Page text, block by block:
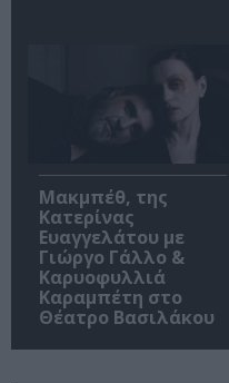
Μακμπέθ, της
Κατερίνας
Ευαγγελάτου με
Γιώργο Γάλλο &
Καρυοφυλλιά
Καραμπέτη στο
Θέατρο Βασιλάκου